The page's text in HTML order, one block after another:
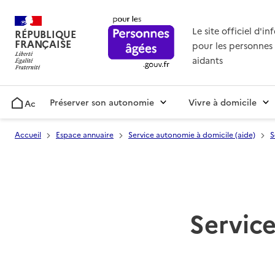
RÉPUBLIQUE
FRANÇAISE
Le site officiel
pour les personnes
aidants
AccueilPréserver son autonomie Vivre à domicile
Accueil Espace annuaire Service autonomie à domicile (aide)